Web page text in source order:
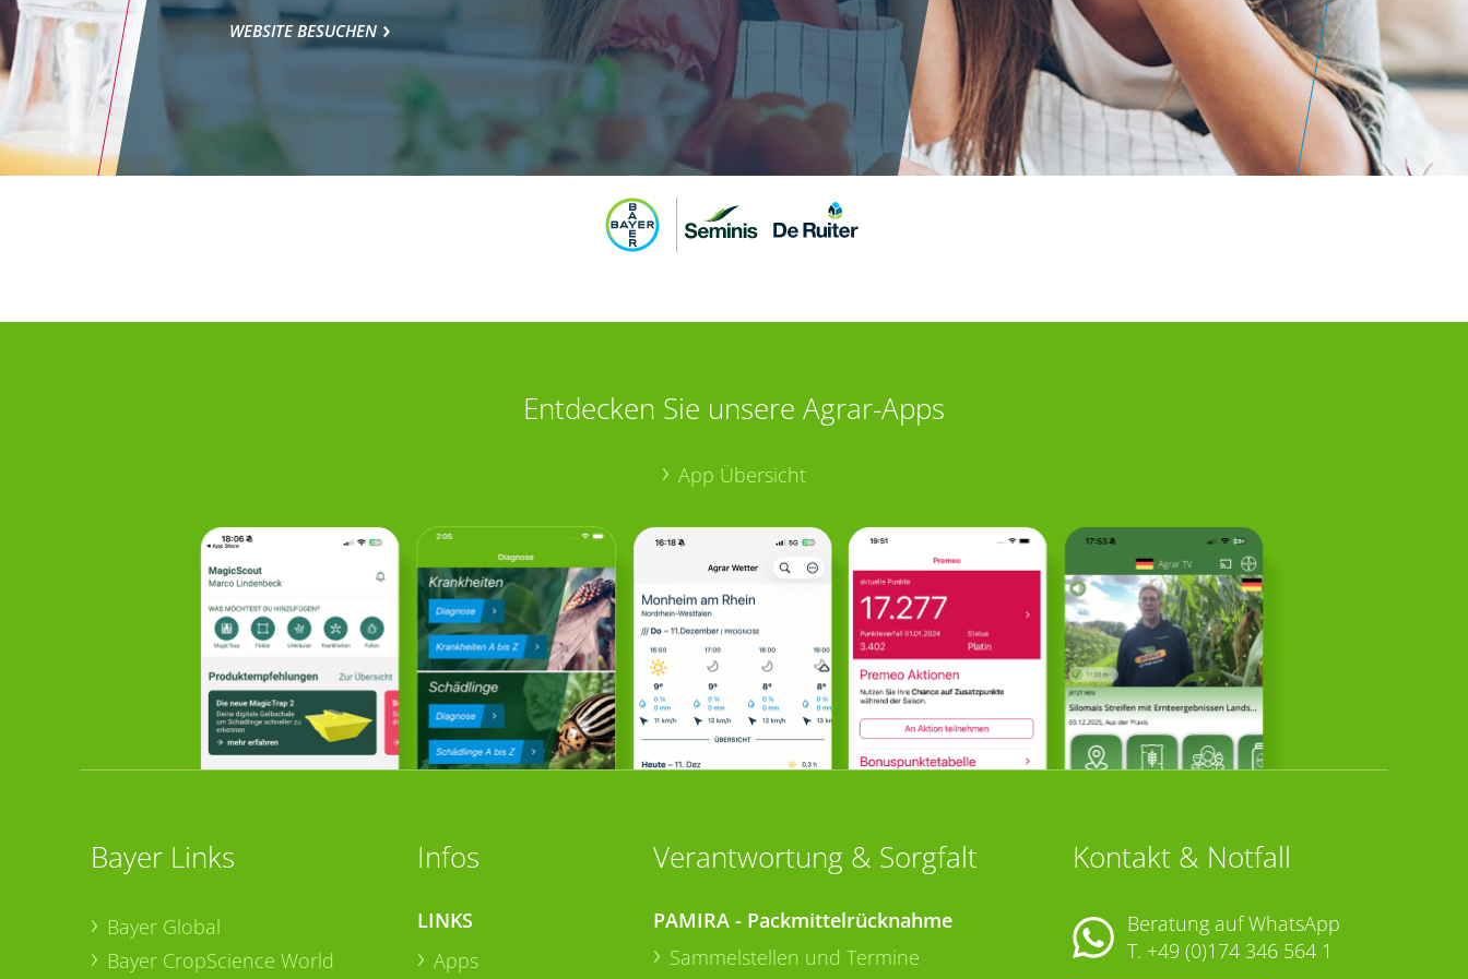
WEBSITE BESUCHEN
Entdecken Sie unsere Agrar-Apps
App Übersicht
Bayer Links
Bayer Global
Bayer CropScience World
Infos
LINKS
Apps
Verantwortung & Sorgfalt
PAMIRA - Packmittelrücknahme
Sammelstellen und Termine
Kontakt & Notfall
Beratung auf WhatsApp
T. +49 (0)174 346 564 1